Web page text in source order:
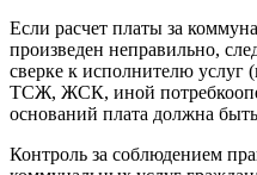
Если расчет платы за
произведен неправильно,
сверке к исполнителю
ТСЖ, ЖСК, иной
оснований плата должна
Контроль за соблюдением